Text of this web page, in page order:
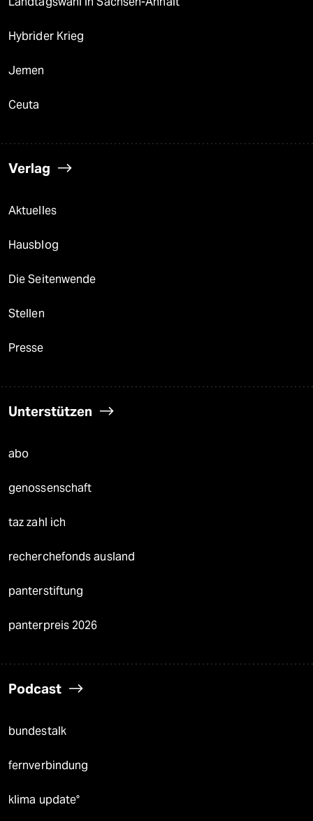
Hybrider Krieg
Jemen
Ceuta
Verlag
Aktuelles
Hausblog
Die Seitenwende
Stellen
Presse
Unterstützen
abo
genossenschaft
taz zahl ich
recherchefonds ausland
panterstiftung
panterpreis 2026
Podcast
bundestalk
fernverbindung
klima update°